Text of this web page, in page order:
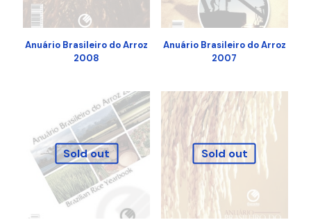
Anuário Brasileiro do Arroz
2008
Anuário Brasileiro do Arroz
2007
Sold out Sold out